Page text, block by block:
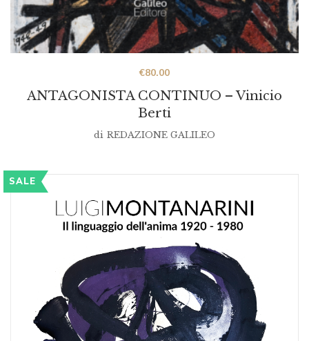
ANTAGONISTA CONTINUO – Vinicio
Berti
€80.00
di REDAZIONE GALILEO
SALE